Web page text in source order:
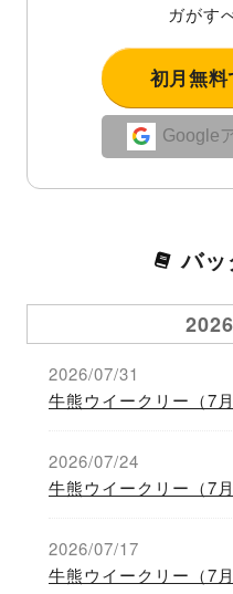
ガがす
初月無
Google
バッ
2026/07/31
牛熊ウイークリー（7月
2026/07/24
牛熊ウイークリー（7月
2026/07/17
牛熊ウイークリー（7月